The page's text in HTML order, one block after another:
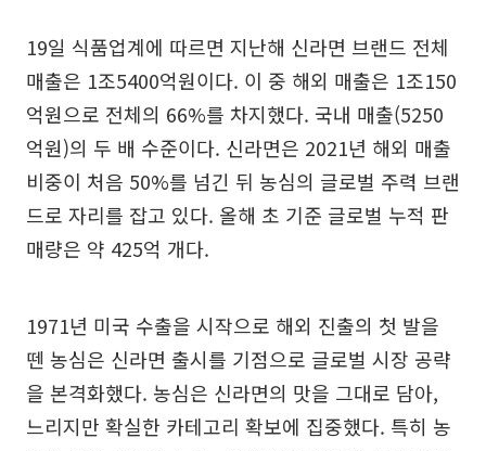
19일 식품업계에 따르면 지난해 신라면 브랜드 전체
매출은 1조5400억원이다. 이 중 해외 매출은 1조150
억원으로 전체의 66%를 차지했다. 국내 매출(5250
억원)의 두 배 수준이다. 신라면은 2021년 해외 매출
비중이 처음 50%를 넘긴 뒤 농심의 글로벌 주력 브랜
드로 자리를 잡고 있다. 올해 초 기준 글로벌 누적 판
매량은 약 425억 개다.
1971년 미국 수출을 시작으로 해외 진출의 첫 발을
뗀 농심은 신라면 출시를 기점으로 글로벌 시장 공략
을 본격화했다. 농심은 신라면의 맛을 그대로 담아,
느리지만 확실한 카테고리 확보에 집중했다. 특히 농